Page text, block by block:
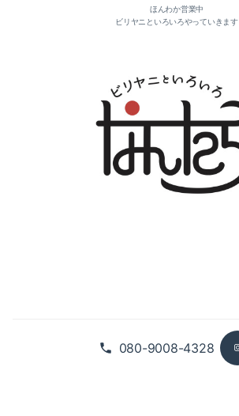
080-9008-4328
ほんわか営業中
ビリヤニといろいろやっていきます
2026-08（1）
2025-11（4）
2021-01（2）